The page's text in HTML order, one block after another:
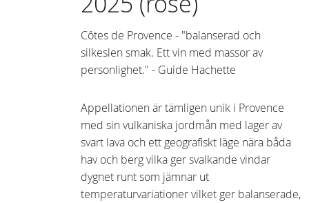
Côtes de Provence - "balanserad och
silkeslen smak. Ett vin med massor av
personlighet." - Guide Hachette
Appellationen är tämligen unik i Provence
med sin vulkaniska jordmån med lager av
svart lava och ett geografiskt läge nära båda
hav och berg vilka ger svalkande vindar
dygnet runt som jämnar ut
temperaturvariationer vilket ger balanserade,